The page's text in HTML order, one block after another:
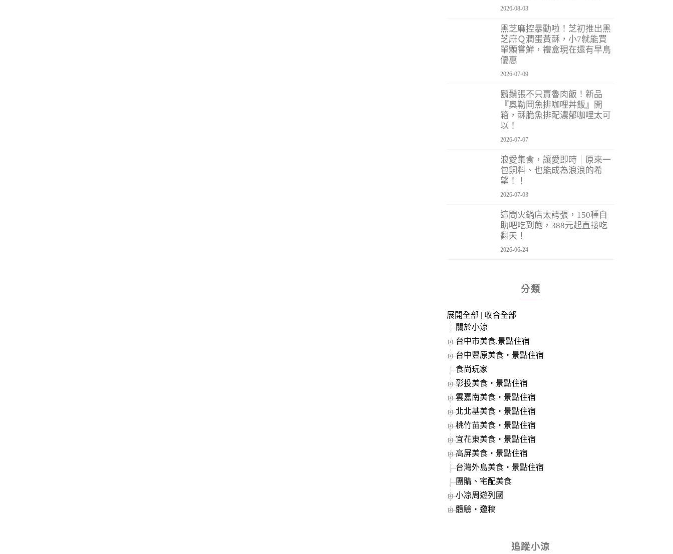
2026-08-03
黑芝麻控暴動啦！芝初推出黑
芝麻Ｑ潤蛋黃酥，小7就能買
單顆嘗鮮，禮盒現在還有早鳥
優惠
2026-07-09
鬍鬚張不只賣魯肉飯！新品
『奧勒岡魚排咖哩丼飯』開
箱，酥脆魚排配濃郁咖哩太可
以！
2026-07-07
浪愛集食，讓愛即時｜原來一
包飼料、也能成為浪浪的希
望！！
2026-07-03
這間火鍋店太誇張，150種自
助吧吃到飽，388元起直接吃
翻天！
2026-06-24
分類
展開全部 | 收合全部
關於小涼
台中市美食.景點住宿
台中豐原美食‧景點住宿
食尚玩家
彰投美食‧景點住宿
雲嘉南美食‧景點住宿
北北基美食‧景點住宿
桃竹苗美食‧景點住宿
宜花東美食‧景點住宿
高屏美食‧景點住宿
台灣外島美食‧景點住宿
團購、宅配美食
小凉周遊列國
體驗‧邀稿
追蹤小涼